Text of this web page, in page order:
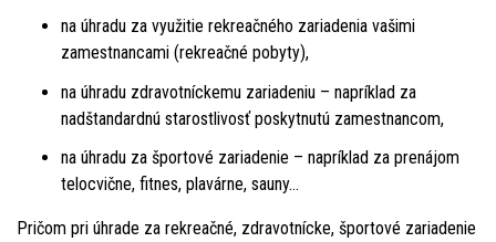
na úhradu za využitie rekreačného zariadenia vašimi
zamestnancami (rekreačné pobyty),
na úhradu zdravotníckemu zariadeniu – napríklad za
nadštandardnú starostlivosť poskytnutú zamestnancom,
na úhradu za športové zariadenie – napríklad za prenájom
telocvične, fitnes, plavárne, sauny…
Pričom pri úhrade za rekreačné, zdravotnícke, športové zariadenie